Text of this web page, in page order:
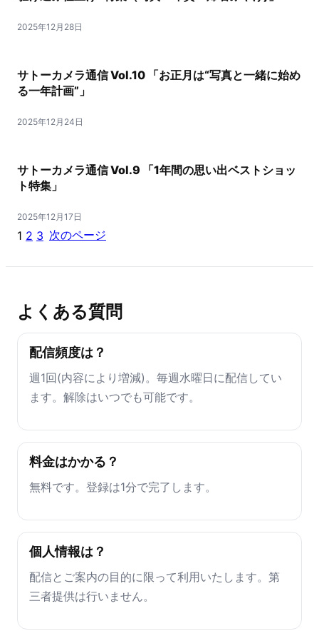
2025年12月28日
サトーカメラ通信 Vol.10 「お正月は“写真と一緒に始め
る一年計画”」
2025年12月24日
サトーカメラ通信 Vol.9 「1年間の思い出ベストショッ
ト特集」
2025年12月17日
1 2 3 次のページ
よくある質問
配信頻度は？
週1回(内容により増減)。毎週水曜日に配信してい
ます。解除はいつでも可能です。
料金はかかる？
無料です。登録は1分で完了します。
個人情報は？
配信とご案内の目的に限って利用いたします。第
三者提供は行いません。